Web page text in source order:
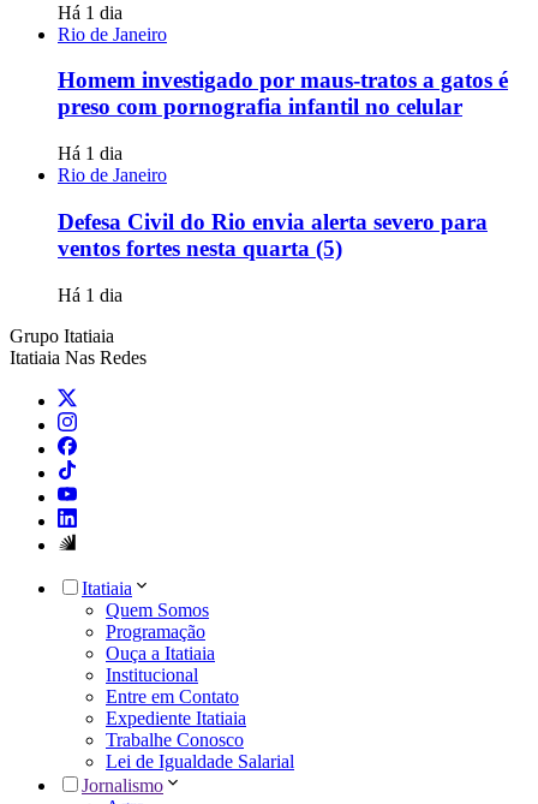
Há 1 dia
Rio de Janeiro
Homem investigado por maus-tratos a gatos é
preso com pornografia infantil no celular
Há 1 dia
Rio de Janeiro
Defesa Civil do Rio envia alerta severo para
ventos fortes nesta quarta (5)
Há 1 dia
Grupo Itatiaia
Itatiaia Nas Redes
Itatiaia
Quem Somos
Programação
Ouça a Itatiaia
Institucional
Entre em Contato
Expediente Itatiaia
Trabalhe Conosco
Lei de Igualdade Salarial
Jornalismo